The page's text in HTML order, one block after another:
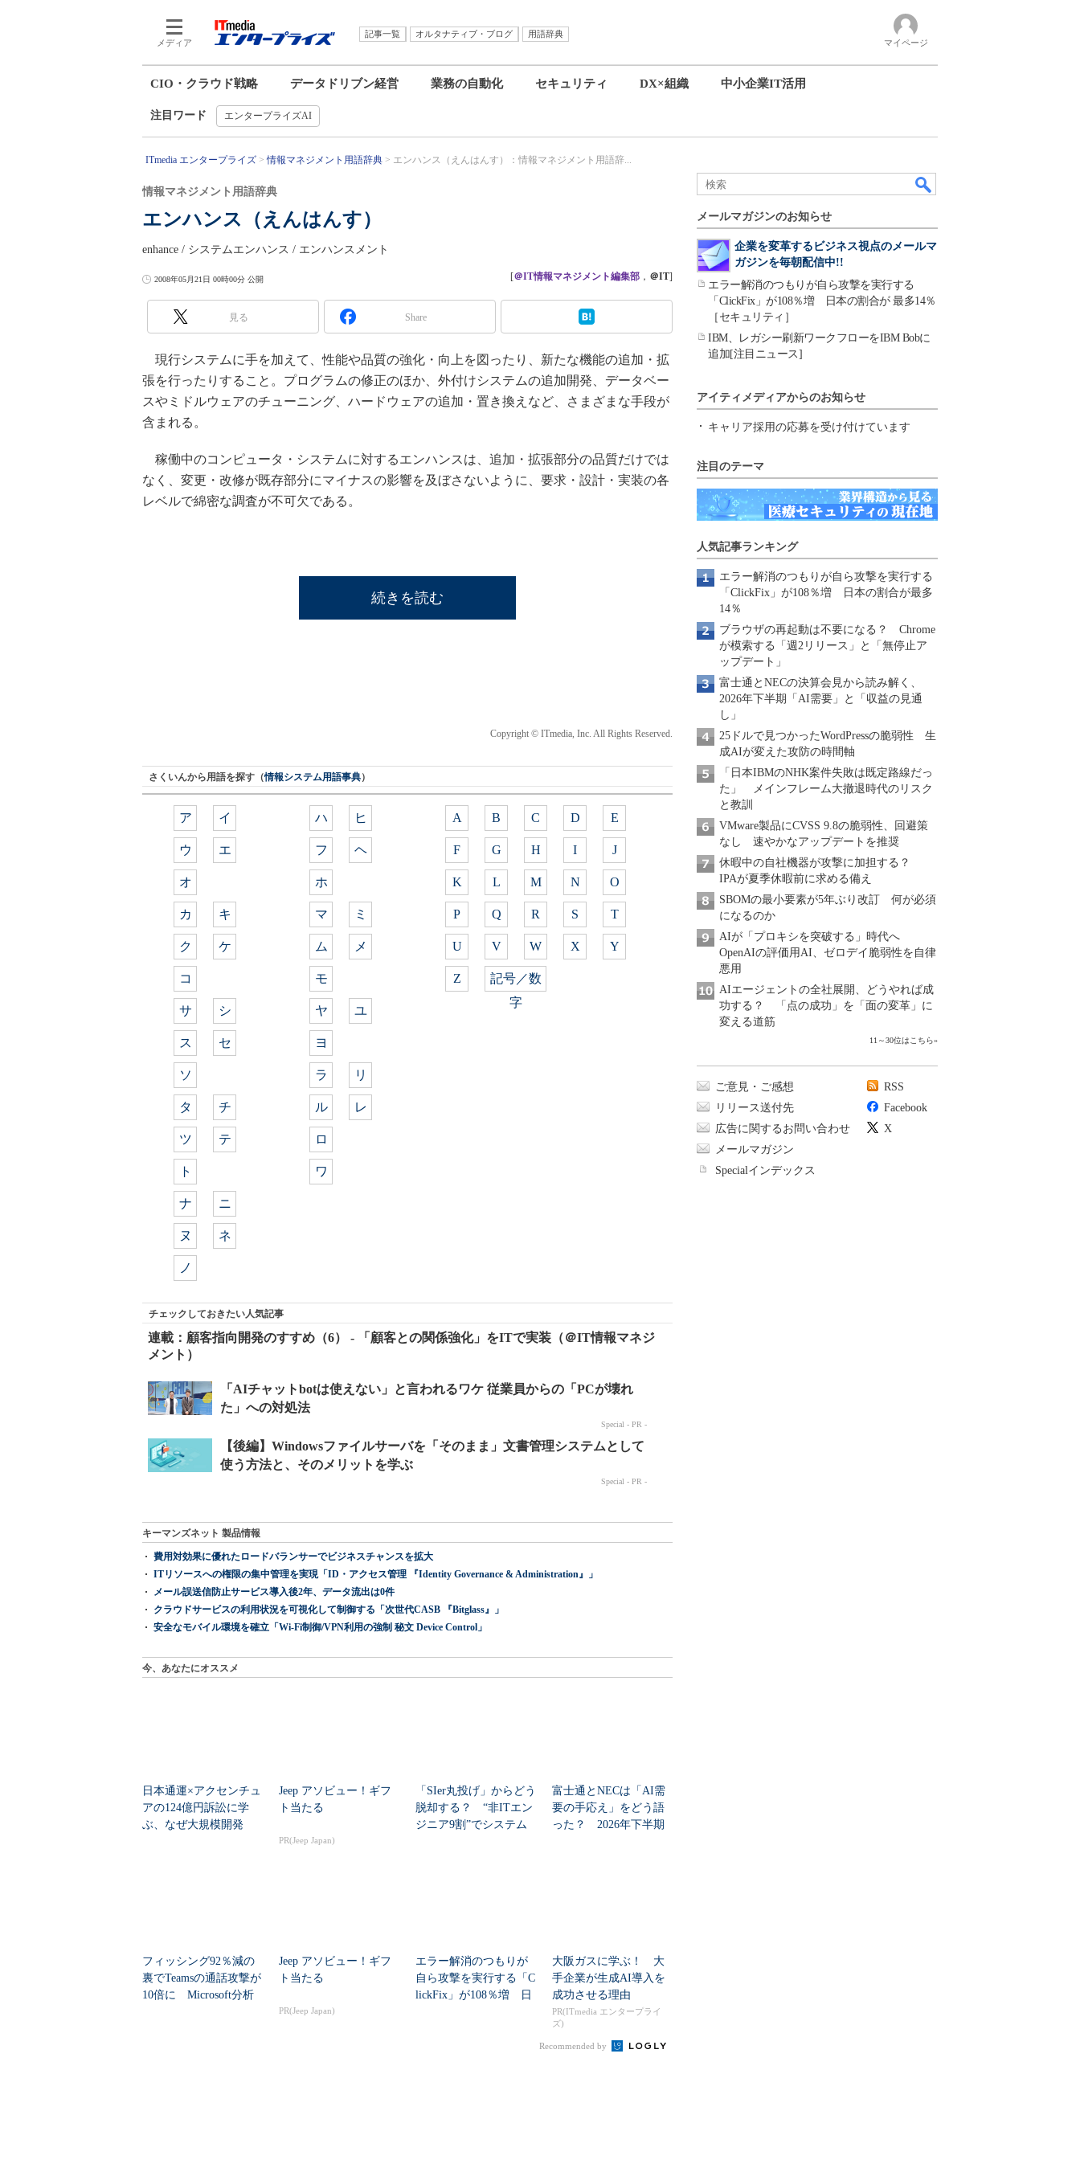
メディア
記事一覧 オルタナティブ・ブログ
用語辞典
マイページ
CIO・クラウド戦略 データドリブン経営 業務の自動化 セキュリティ DX×組織 中小企業IT活用
注目ワード エンタープライズAI
ITmedia エンタープライズ 情報マネジメント用語辞典 エンハンス（えんはんす）：情報マネジメント用語辞...
エンハンス（えんはんす）
情報マネジメント用語辞典
enhance / システムエンハンス / エンハンスメント
2008年05月21日 00時00分 公開 [＠IT情報マネジメント編集部 ， ＠IT]
見る Share
現行システムに手を加えて、性能や品質の強化・向上を図ったり、新たな機能の追加・拡
張を行ったりすること。プログラムの修正のほか、外付けシステムの追加開発、データベー
スやミドルウェアのチューニング、ハードウェアの追加・置き換えなど、さまざまな手段が
含まれる。
稼働中のコンピュータ・システムに対するエンハンスは、追加・拡張部分の品質だけでは
なく、変更・改修が既存部分にマイナスの影響を及ぼさないように、要求・設計・実装の各
レベルで綿密な調査が不可欠である。
続きを読む
Copyright © ITmedia, Inc. All Rights Reserved.
さくいんから用語を探す（情報システム用語事典）
ア イ
ウ エ
オ
カ キ
ク ケ
コ
サ シ
ス セ
ソ
タ チ
ツ テ
ト
ナ ニ
ヌ ネ
ノ
ハ ヒ
フ ヘ
ホ
マ ミ
ム メ
モ
ヤ ユ
ヨ
ラ リ
ル レ
ロ
ワ
A B C D E
F G H I J
K L M N O
P Q R S T
U V W X Y
Z
記号／数
字
チェックしておきたい人気記事
連載：顧客指向開発のすすめ（6） - 「顧客との関係強化」をITで実装（＠IT情報マネジ
メント）
キーマンズネット 製品情報
費用対効果に優れたロードバランサーでビジネスチャンスを拡大
ITリソースへの権限の集中管理を実現「ID・アクセス管理 『Identity Governance & Administration』」
メール誤送信防止サービス導入後2年、データ流出は0件
クラウドサービスの利用状況を可視化して制御する「次世代CASB 『Bitglass』」
安全なモバイル環境を確立「Wi-Fi制御/VPN利用の強制 秘文 Device Control」
今、あなたにオススメ
日本通運×アクセンチュ
アの124億円訴訟に学
ぶ、なぜ大規模開発
Jeep アソビュー！ギフ
ト当たる
PR(Jeep Japan)
「SIer丸投げ」からどう
脱却する？ “非ITエン
ジニア9割”でシステム
富士通とNECは「AI需
要の手応え」をどう語
った？ 2026年下半期
フィッシング92％減の
裏でTeamsの通話攻撃が
10倍に Microsoft分析
Jeep アソビュー！ギフ
ト当たる
PR(Jeep Japan)
エラー解消のつもりが
自ら攻撃を実行する「C
lickFix」が108％増 日
大阪ガスに学ぶ！ 大
手企業が生成AI導入を
成功させる理由
PR(ITmedia エンタープライ
ズ)
Recommended by
メールマガジンのお知らせ
企業を変革するビジネス視点のメールマ
ガジンを毎朝配信中!!
エラー解消のつもりが自ら攻撃を実行する
「ClickFix」が108％増 日本の割合が 最多14％
［セキュリティ］
IBM、レガシー刷新ワークフローをIBM Bobに
追加[注目ニュース]
アイティメディアからのお知らせ
キャリア採用の応募を受け付けています
注目のテーマ
人気記事ランキング
エラー解消のつもりが自ら攻撃を実行する
「ClickFix」が108％増 日本の割合が最多
14％
ブラウザの再起動は不要になる？ Chrome
が模索する「週2リリース」と「無停止ア
ップデート」
富士通とNECの決算会見から読み解く、
2026年下半期「AI需要」と「収益の見通
し」
25ドルで見つかったWordPressの脆弱性 生
成AIが変えた攻防の時間軸
「日本IBMのNHK案件失敗は既定路線だっ
た」 メインフレーム大撤退時代のリスク
と教訓
VMware製品にCVSS 9.8の脆弱性、回避策
なし 速やかなアップデートを推奨
休暇中の自社機器が攻撃に加担する？
IPAが夏季休暇前に求める備え
SBOMの最小要素が5年ぶり改訂 何が必須
になるのか
AIが「プロキシを突破する」時代へ
OpenAIの評価用AI、ゼロデイ脆弱性を自律
悪用
AIエージェントの全社展開、どうやれば成
功する？ 「点の成功」を「面の変革」に
変える道筋
11～30位はこちら»
ご意見・ご感想
リリース送付先
広告に関するお問い合わせ
メールマガジン
Specialインデックス
RSS
Facebook
X